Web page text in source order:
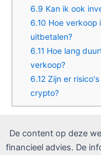
6.9 Kan ik ook
6.10 Hoe verkoop
uitbetalen?
6.11 Hoe lang
verkoop?
6.12Zijn er risico's
crypto?
De content op deze
financieel advies. De